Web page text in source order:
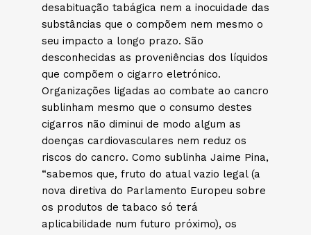
desabituação tabágica nem a inocuidade das
substâncias que o compõem nem mesmo o
seu impacto a longo prazo. São
desconhecidas as proveniências dos líquidos
que compõem o cigarro eletrónico.
Organizações ligadas ao combate ao cancro
sublinham mesmo que o consumo destes
cigarros não diminui de modo algum as
doenças cardiovasculares nem reduz os
riscos do cancro. Como sublinha Jaime Pina,
“sabemos que, fruto do atual vazio legal (a
nova diretiva do Parlamento Europeu sobre
os produtos de tabaco só terá
aplicabilidade num futuro próximo), os